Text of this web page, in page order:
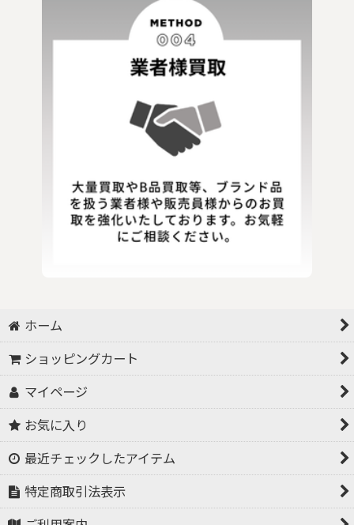
ホーム
ショッピングカート
マイページ
お気に入り
最近チェックしたアイテム
特定商取引法表示